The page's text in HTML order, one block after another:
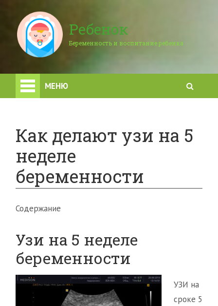
Ребенок
Беременность и воспитание ребенка
МЕНЮ
Как делают узи на 5
неделе
беременности
Содержание
Узи на 5 неделе
беременности
УЗИ на
сроке 5